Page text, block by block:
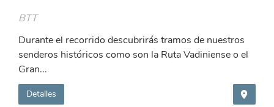
BTT
Durante el recorrido descubrirás tramos de nuestros
senderos históricos como son la Ruta Vadiniense o el
Gran...
Detalles